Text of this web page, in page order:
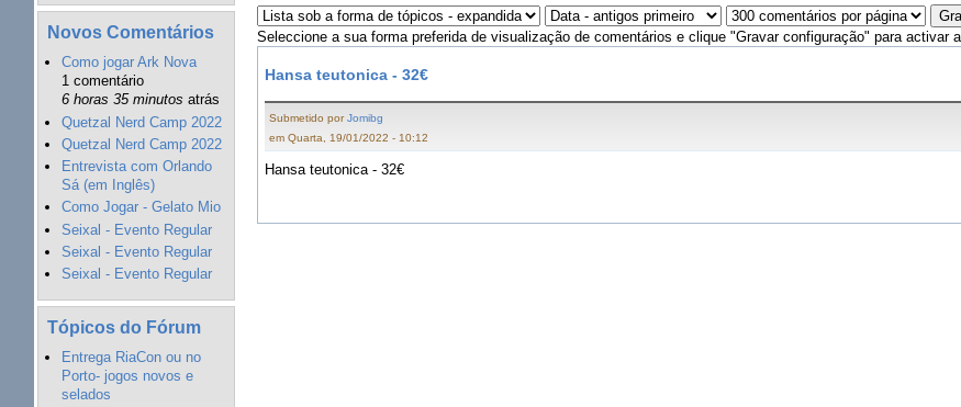
Novos Comentários
Como jogar Ark Nova
1 comentário
6 horas 35 minutos atrás
Quetzal Nerd Camp 2022
Quetzal Nerd Camp 2022
Entrevista com Orlando
Sá (em Inglês)
Como Jogar - Gelato Mio
Seixal - Evento Regular
Seixal - Evento Regular
Seixal - Evento Regular
Tópicos do Fórum
Entrega RiaCon ou no
Porto- jogos novos e
selados
Seleccione a sua forma preferida de visualização de comentários e clique "Gravar configuração" para activar
Hansa teutonica - 32€
Submetido porJomibg
em Quarta, 19/01/2022 - 10:12
Hansa teutonica - 32€